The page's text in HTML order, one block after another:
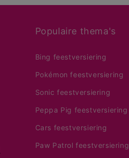
Populaire thema's
Bing feestversiering
Pokémon feestversiering
Sonic feestversiering
Peppa Pig feestversiering
Cars feestversiering
Paw Patrol feestversiering